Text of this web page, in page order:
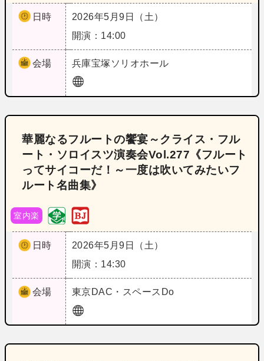
日時
2026年5月9日（土）
開演：14:00
会場 兵庫宝塚ソリオホール
華麗なるフルートの饗宴～クライス・フル
ート・ソロイスツ演奏会Vol.277《フルート
ってサイコーだ！～一度は吹いてみたいフ
ルート名曲集》
室内楽
日時
2026年5月9日（土）
開演：14:30
会場 東京DAC・スペースDo